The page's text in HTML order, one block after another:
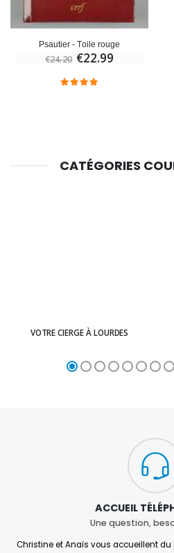
Psautier - Toile rouge
€24.20 €22.99
CATÉGORIES
VOTRE CIERGE À LOURDES
ACCUEIL
Une question,
Christine et Anaïs vous accueillent